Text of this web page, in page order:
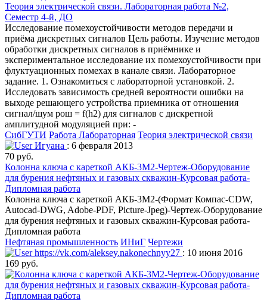
Теория электрической связи. Лабораторная работа №2,
Семестр 4-й, ДО
Исследование помехоустойчивости методов передачи и
приёма дискретных сигналов Цель работы. Изучение методов
обработки дискретных сигналов в приёмнике и
экспериментальное исследование их помехоустойчивости при
флуктуационных помехах в канале связи. Лабораторное
задание. 1. Ознакомиться с лабораторной установкой. 2.
Исследовать зависимость средней вероятности ошибки на
выходе решающего устройства приемника от отношения
сигнал/шум pош = f(h2) для сигналов с дискретной
амплитудной модуляцией при: -
СибГУТИ Работа Лабораторная Теория электрической связи
Игуана : 6 февраля 2013
70 руб.
Колонна ключа с кареткой АКБ-3М2-Чертеж-Оборудование
для бурения нефтяных и газовых скважин-Курсовая работа-
Дипломная работа
Колонна ключа с кареткой АКБ-3М2-(Формат Компас-CDW,
Autocad-DWG, Adobe-PDF, Picture-Jpeg)-Чертеж-Оборудование
для бурения нефтяных и газовых скважин-Курсовая работа-
Дипломная работа
Нефтяная промышленность ИНиГ Чертежи
https://vk.com/aleksey.nakonechnyy27 : 10 июня 2016
169 руб.